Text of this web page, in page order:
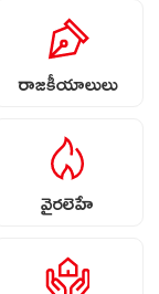
రాజకీయాలులు
వైరలెహే